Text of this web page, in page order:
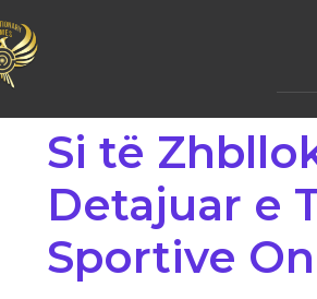
Si të
Detajuar e
Sportive